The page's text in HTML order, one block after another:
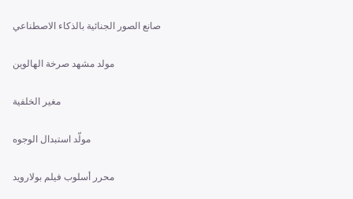
صانع الصور الجنائية بالذكاء الاصطناعي
مولد مشهد صرخة الهالوين
مغير الخلفية
مولّد استبدال الوجوه
محرر أسلوب فيلم بولارويد